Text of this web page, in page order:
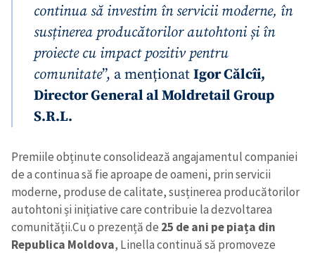
continua să investim în servicii moderne, în
susținerea producătorilor autohtoni și în
proiecte cu impact pozitiv pentru
comunitate”, a menționatIgor Călcîi,
Director General al Moldretail Group
S.R.L.
Premiile obținute consolidează angajamentul companiei
de a continua să fie aproape de oameni, prin servicii
moderne, produse de calitate, susținerea producătorilor
autohtoni și inițiative care contribuie la dezvoltarea
comunității.Cu o prezență de 25 de ani pe piața din
Republica Moldova, Linella continuă să promoveze